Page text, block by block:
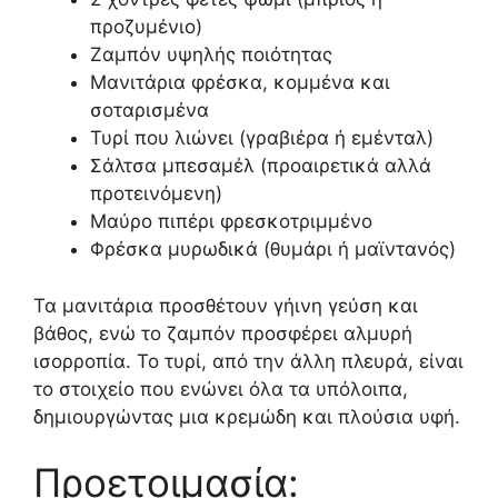
προζυμένιο)
Ζαμπόν υψηλής ποιότητας
Μανιτάρια φρέσκα, κομμένα και
σοταρισμένα
Τυρί που λιώνει (γραβιέρα ή εμένταλ)
Σάλτσα μπεσαμέλ (προαιρετικά αλλά
προτεινόμενη)
Μαύρο πιπέρι φρεσκοτριμμένο
Φρέσκα μυρωδικά (θυμάρι ή μαϊντανός)
Τα μανιτάρια προσθέτουν γήινη γεύση και
βάθος, ενώ το ζαμπόν προσφέρει αλμυρή
ισορροπία. Το τυρί, από την άλλη πλευρά, είναι
το στοιχείο που ενώνει όλα τα υπόλοιπα,
δημιουργώντας μια κρεμώδη και πλούσια υφή.
Προετοιμασία: